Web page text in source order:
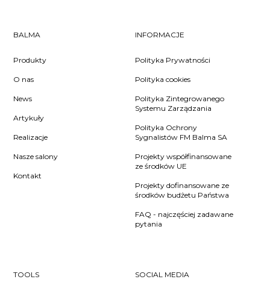
BALMA
Produkty
O nas
News
Artykuły
Realizacje
Nasze salony
Kontakt
INFORMACJE
Polityka Prywatności
Polityka cookies
Polityka Zintegrowanego
Systemu Zarządzania
Polityka Ochrony
Sygnalistów FM Balma SA
Projekty współfinansowane
ze środków UE
Projekty dofinansowane ze
środków budżetu Państwa
FAQ - najczęściej zadawane
pytania
TOOLS SOCIAL MEDIA